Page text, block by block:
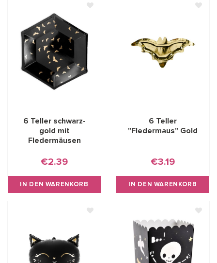
6 Teller schwarz-
gold mit
Fledermäusen
€2.39
IN DEN WARENKORB
6 Teller
"Fledermaus" Gold
€3.19
IN DEN WARENKORB